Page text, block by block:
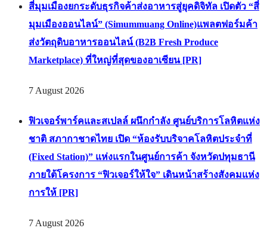
สี่มุมเมืองยกระดับธุรกิจค้าส่งอาหารสู่ยุคดิจิทัล เปิดตัว “สี่
มุมเมืองออนไลน์” (Simummuang Online)แพลตฟอร์มค้า
ส่งวัตถุดิบอาหารออนไลน์ (B2B Fresh Produce
Marketplace) ที่ใหญ่ที่สุดของอาเซียน [PR]
7 August 2026
ฟิวเจอร์พาร์คและสเปลล์ ผนึกกำลัง ศูนย์บริการโลหิตแห่ง
ชาติ สภากาชาดไทย เปิด “ห้องรับบริจาคโลหิตประจำที่
(Fixed Station)” แห่งแรกในศูนย์การค้า จังหวัดปทุมธานี
ภายใต้โครงการ “ฟิวเจอร์ให้ใจ” เดินหน้าสร้างสังคมแห่ง
การให้ [PR]
7 August 2026